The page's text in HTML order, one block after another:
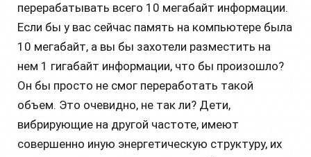
перерабатывать всего 10 мегабайт информации.
Если бы у вас сейчас память на компьютере была
10 мегабайт, а вы бы захотели разместить на
нем 1 гигабайт информации, что бы произошло?
Он бы просто не смог переработать такой
объем. Это очевидно, не так ли? Дети,
вибрирующие на другой частоте, имеют
совершенно иную энергетическую структуру, их